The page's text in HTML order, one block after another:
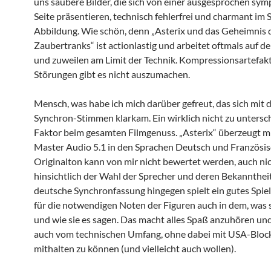
Seite präsentieren, technisch fehlerfrei und charmant im
Abbildung. Wie schön, denn „Asterix und das Geheimnis
Zaubertranks“ ist actionlastig und arbeitet oftmals auf
und zuweilen am Limit der Technik.
Störungen gibt es nicht auszumachen.
Mensch, was habe ich mich darüber gefreut, das sich mit
Synchron-Stimmen klarkam. Ein wirklich nicht zu
Faktor beim gesamten Filmgenuss. „Asterix“ überzeugt
Master Audio 5.1 in den Sprachen Deutsch und
Originalton kann von mir nicht bewertet werden, auch
hinsichtlich der Wahl der Sprecher und deren
deutsche Synchronfassung hingegen spielt ein gutes
für die notwendigen Noten der Figuren auch in dem, was
und wie sie es sagen. Das macht alles Spaß anzuhören
auch vom technischen Umfang, ohne dabei mit USA-
mithalten zu können (und vielleicht auch wollen).